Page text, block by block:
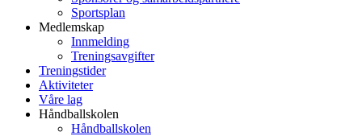
Sportsplan
Medlemskap
Innmelding
Treningsavgifter
Treningstider
Aktiviteter
Våre lag
Håndballskolen
Håndballskolen